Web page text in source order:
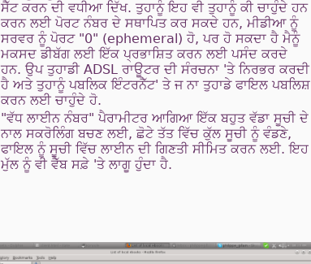
ਸੈੱਟ ਕਰਨ ਦੀ ਵਧੀਆ ਦਿੱਖ. ਤੁਹਾਨੂੰ ਇਹ ਵੀ ਤੁਹਾਨੂੰ ਕੀ ਚਾਹੁੰਦੇ ਹਨ
ਕਰਨ ਲਈ ਪੋਰਟ ਨੰਬਰ ਦੇ ਸਥਾਪਿਤ ਕਰ ਸਕਦੇ ਹਨ, ਮੀਡੀਆ ਨੂੰ
ਸਰਵਰ ਨੂੰ ਪੋਰਟ "0" (ephemeral) ਹੋ, ਪਰ ਹੋ ਸਕਦਾ ਹੈ ਮੈਨੂੰ
ਮਕਸਦ ਡੀਬੱਗ ਲਈ ਇੱਕ ਪ੍ਰਭਾਸ਼ਿਤ ਕਰਨ ਲਈ ਪਸੰਦ ਕਰਦੇ
ਹਨ. ਉਪ ਤੁਹਾਡੀ ADSL ਰਾਊਟਰ ਦੀ ਸੰਰਚਨਾ 'ਤੇ ਨਿਰਭਰ ਕਰਦੀ
ਹੈ ਅਤੇ ਤੁਹਾਨੂੰ ਪਬਲਿਕ ਇੰਟਰਨੈੱਟ' ਤੇ ਜ ਨਾ ਤੁਹਾਡੇ ਫਾਇਲ ਪਬਲਿਸ਼
ਕਰਨ ਲਈ ਚਾਹੁੰਦੇ ਹੋ.
"ਵੱਧ ਲਾਈਨ ਨੰਬਰ" ਪੈਰਾਮੀਟਰ ਆਗਿਆ ਇੱਕ ਬਹੁਤ ਵੱਡਾ ਸੂਚੀ ਦੇ
ਨਾਲ ਸਕਰੋਲਿੰਗ ਬਚਣ ਲਈ, ਛੋਟੇ ਤੱਤ ਵਿੱਚ ਕੁੱਲ ਸੂਚੀ ਨੂੰ ਵੰਡਣੇ,
ਫਾਇਲ ਨੂੰ ਸੂਚੀ ਵਿੱਚ ਲਾਈਨ ਦੀ ਗਿਣਤੀ ਸੀਮਿਤ ਕਰਨ ਲਈ. ਇਹ
ਮੁੱਲ ਨੂੰ ਵੀ ਵੈੱਬ ਸਫ਼ੇ 'ਤੇ ਲਾਗੂ ਹੁੰਦਾ ਹੈ.